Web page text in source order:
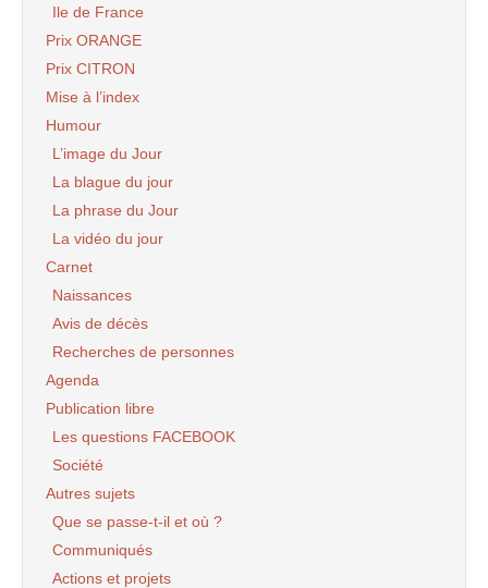
Ile de France
Prix ORANGE
Prix CITRON
Mise à l’index
Humour
L’image du Jour
La blague du jour
La phrase du Jour
La vidéo du jour
Carnet
Naissances
Avis de décès
Recherches de personnes
Agenda
Publication libre
Les questions FACEBOOK
Société
Autres sujets
Que se passe-t-il et où ?
Communiqués
Actions et projets